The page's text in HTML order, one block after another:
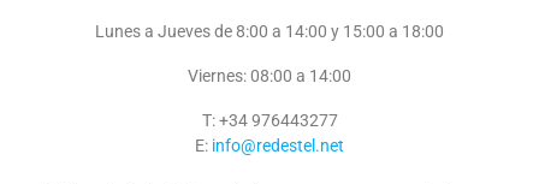
Lunes a Jueves de 8:00 a 14:00 y 15:00 a 18:00
Viernes: 08:00 a 14:00
T:+34 976443277
E: info@redestel.net